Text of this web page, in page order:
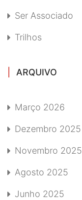
Ser Associado
Trilhos
ARQUIVO
Março 2026
Dezembro 2025
Novembro 2025
Agosto 2025
Junho 2025